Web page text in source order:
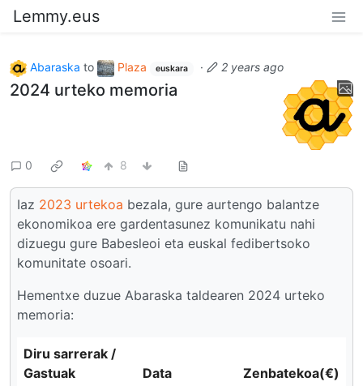
Lemmy.eus
Abaraska to Plaza euskara · 2 years ago
2024 urteko memoria
0 8
Iaz 2023 urtekoa bezala, gure aurtengo balantze
ekonomikoa ere gardentasunez komunikatu nahi
dizuegu gure Babesleoi eta euskal fedibertsoko
komunitate osoari.
Hementxe duzue Abaraska taldearen 2024 urteko
memoria:
Diru sarrerak /
Gastuak
Data Zenbatekoa(€)